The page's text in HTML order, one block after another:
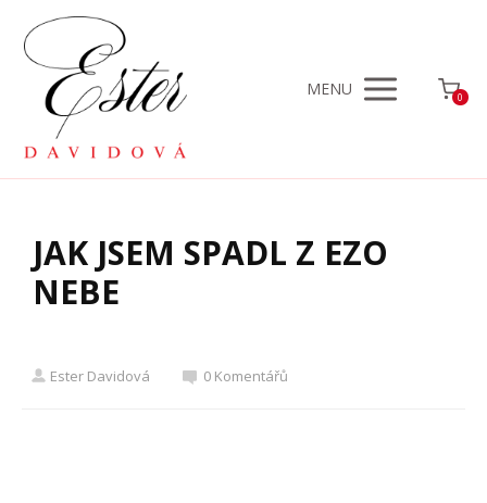
MENU 0
JAK JSEM SPADL Z EZO
NEBE
Ester Davidová 0 Komentářů